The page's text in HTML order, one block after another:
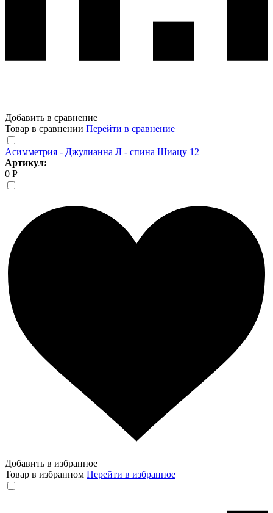
Добавить в сравнение
Товар в сравнении Перейти в сравнение
Асимметрия - Джулианна Л - спина Шиацу 12
Артикул:
0 Р
Добавить в избранное
Товар в избранном Перейти в избранное